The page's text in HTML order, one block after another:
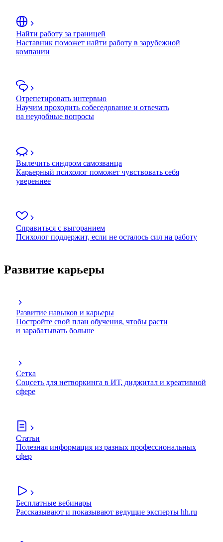
Найти работу за границей
Наставник поможет найти работу в зарубежной
компании
Отрепетировать интервью
Научим проходить собеседование и отвечать
на неудобные вопросы
Вылечить синдром самозванца
Карьерный психолог поможет чувствовать себя
увереннее
Справиться с выгоранием
Психолог поддержит, если не осталось сил на работу
Развитие карьеры
Развитие навыков и карьеры
Постройте свой план обучения, чтобы расти
и зарабатывать больше
Сетка
Соцсеть для нетворкинга в ИТ, диджитал и креативной
сфере
Статьи
Полезная информация из разных профессиональных
сфер
Бесплатные вебинары
Рассказывают и показывают ведущие эксперты hh.ru